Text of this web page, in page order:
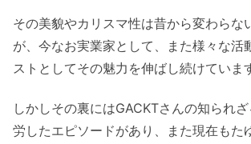
その美貌やカリスマ性は昔から変わらな
が、今なお実業家として、また様々な活
ストとしてその魅力を伸ばし続けていま
しかしその裏にはGACKTさんの知られ
労したエピソードがあり、また現在もた